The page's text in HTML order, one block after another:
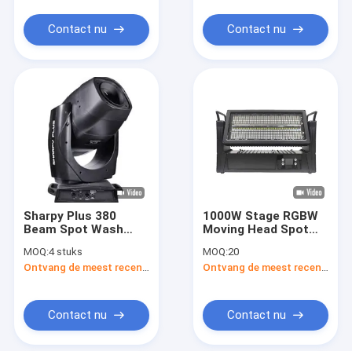
Contact nu Contact nu
Sharpy Plus 380
Beam Spot Wash
Lighting Met 31 DMX-
kanalen
MOQ:4 stuks
Contact nu
1000W Stage RGBW
Moving Head Spot
Strobe
MOQ:20
Contact nu